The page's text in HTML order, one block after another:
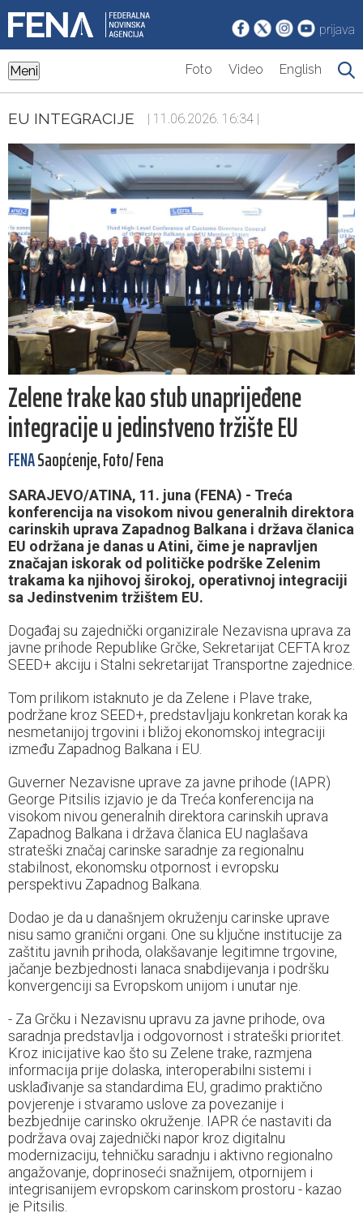
prijava
Meni Foto Video English
EU INTEGRACIJE | 11.06.2026. 16:34 |
Zelene trake kao stub unaprijeđene
integracije u jedinstveno tržište EU
FENASaopćenje, Foto/ Fena
SARAJEVO/ATINA, 11. juna (FENA) - Treća
konferencija na visokom nivou generalnih direktora
carinskih uprava Zapadnog Balkana i država članica
EU održana je danas u Atini, čime je napravljen
značajan iskorak od političke podrške Zelenim
trakama ka njihovoj širokoj, operativnoj integraciji
sa Jedinstvenim tržištem EU.
Događaj su zajednički organizirale Nezavisna uprava za
javne prihode Republike Grčke, Sekretarijat CEFTA kroz
SEED+ akciju i Stalni sekretarijat Transportne zajednice.
Tom prilikom istaknuto je da Zelene i Plave trake,
podržane kroz SEED+, predstavljaju konkretan korak ka
nesmetanijoj trgovini i bližoj ekonomskoj integraciji
između Zapadnog Balkana i EU.
Guverner Nezavisne uprave za javne prihode (IAPR)
George Pitsilis izjavio je da Treća konferencija na
visokom nivou generalnih direktora carinskih uprava
Zapadnog Balkana i država članica EU naglašava
strateški značaj carinske saradnje za regionalnu
stabilnost, ekonomsku otpornost i evropsku
perspektivu Zapadnog Balkana.
Dodao je da u današnjem okruženju carinske uprave
nisu samo granični organi. One su ključne institucije za
zaštitu javnih prihoda, olakšavanje legitimne trgovine,
jačanje bezbjednosti lanaca snabdijevanja i podršku
konvergenciji sa Evropskom unijom i unutar nje.
- Za Grčku i Nezavisnu upravu za javne prihode, ova
saradnja predstavlja i odgovornost i strateški prioritet.
Kroz inicijative kao što su Zelene trake, razmjena
informacija prije dolaska, interoperabilni sistemi i
usklađivanje sa standardima EU, gradimo praktično
povjerenje i stvaramo uslove za povezanije i
bezbjednije carinsko okruženje. IAPR će nastaviti da
podržava ovaj zajednički napor kroz digitalnu
modernizaciju, tehničku saradnju i aktivno regionalno
angažovanje, doprinoseći snažnijem, otpornijem i
integrisanijem evropskom carinskom prostoru - kazao
je Pitsilis.